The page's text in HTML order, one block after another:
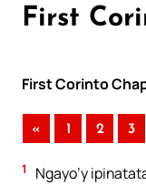
First
First Corinto
« 1 2 3
1
Ngayo’y